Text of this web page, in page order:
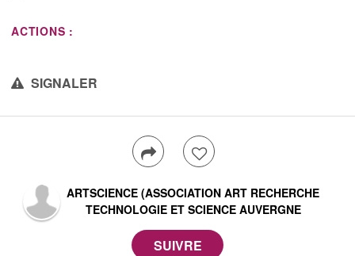
ACTIONS :
SIGNALER
ARTSCIENCE (ASSOCIATION ART RECHERCHE
TECHNOLOGIE ET SCIENCE AUVERGNE